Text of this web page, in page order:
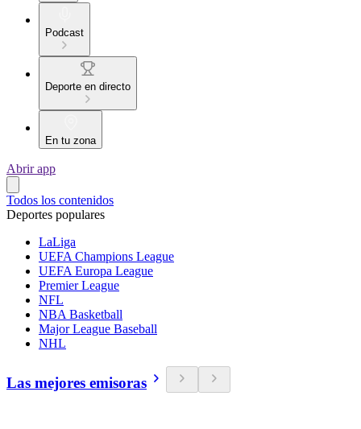
Podcast
Deporte en directo
En tu zona
Abrir app
Todos los contenidos
Deportes populares
LaLiga
UEFA Champions League
UEFA Europa League
Premier League
NFL
NBA Basketball
Major League Baseball
NHL
Las mejores emisoras